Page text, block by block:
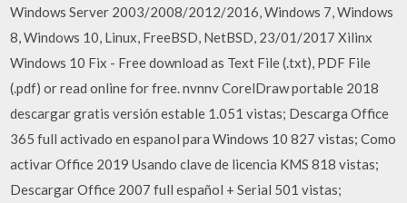
Windows Server 2003/2008/2012/2016, Windows 7, Windows
8, Windows 10, Linux, FreeBSD, NetBSD, 23/01/2017 Xilinx
Windows 10 Fix - Free download as Text File (.txt), PDF File
(.pdf) or read online for free. nvnnv CorelDraw portable 2018
descargar gratis versión estable 1.051 vistas; Descarga Office
365 full activado en espanol para Windows 10 827 vistas; Como
activar Office 2019 Usando clave de licencia KMS 818 vistas;
Descargar Office 2007 full español + Serial 501 vistas;